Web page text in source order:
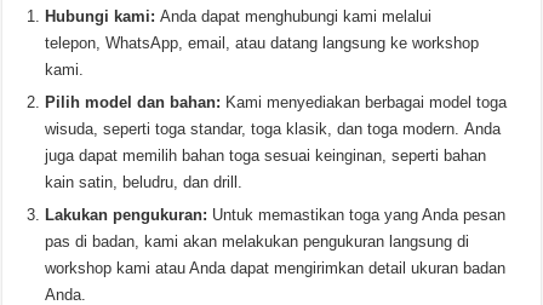
Hubungi kami: Anda dapat menghubungi kami melalui
telepon, WhatsApp, email, atau datang langsung ke workshop
kami.
Pilih model dan bahan: Kami menyediakan berbagai model toga
wisuda, seperti toga standar, toga klasik, dan toga modern. Anda
juga dapat memilih bahan toga sesuai keinginan, seperti bahan
kain satin, beludru, dan drill.
Lakukan pengukuran: Untuk memastikan toga yang Anda pesan
pas di badan, kami akan melakukan pengukuran langsung di
workshop kami atau Anda dapat mengirimkan detail ukuran badan
Anda.